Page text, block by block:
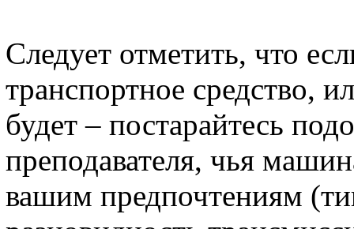
Следует отметить, что
транспортное средство,
будет – постарайтесь
преподавателя, чья
вашим предпочтениям